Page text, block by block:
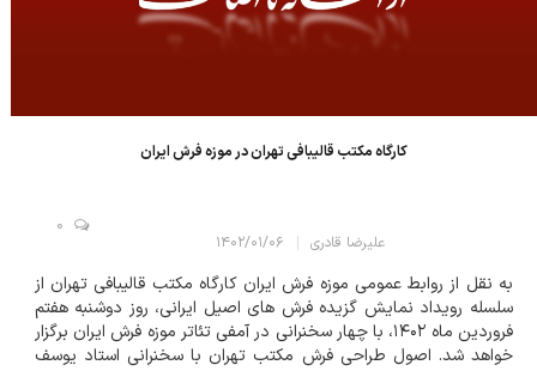
کارگاه مکتب قالیبافی تهران در موزه فرش ایران
علیرضا قادری ۱۴۰۲/۰۱/۰۶
0
به نقل از روابط عمومی موزه فرش ایران کارگاه مکتب قالیبافی تهران از
سلسله رویداد نمایش گزیده فرش های اصیل ایرانی، روز دوشنبه هفتم
فروردین ماه ۱۴۰۲، با چهار سخنرانی در آمفی تئاتر موزه فرش ایران برگزار
خواهد شد. اصول طراحی فرش مکتب تهران با سخنرانی استاد یوسف